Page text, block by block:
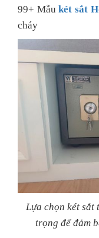
99+ Mẫukét sắt
cháy
Lựa chọn két
trọng để đảm